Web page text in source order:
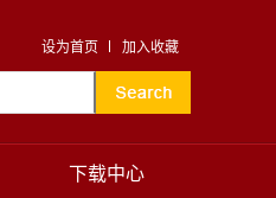
设为首页 加入收藏
下载中心